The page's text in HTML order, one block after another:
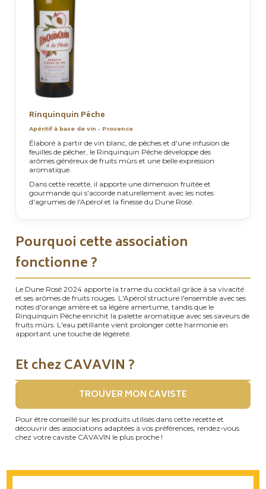
Rinquinquin Pêche
Apéritif à base de vin • Provence
Élaboré à partir de vin blanc, de pêches et d'une infusion de
feuilles de pêcher, le Rinquinquin Pêche développe des
arômes généreux de fruits mûrs et une belle expression
aromatique.
Dans cette recette, il apporte une dimension fruitée et
gourmande qui s'accorde naturellement avec les notes
d'agrumes de l'Apérol et la finesse du Dune Rosé.
Pourquoi cette association
fonctionne ?
Le Dune Rosé 2024 apporte la trame du cocktail grâce à sa vivacité
et ses arômes de fruits rouges. L'Apérol structure l'ensemble avec ses
notes d'orange amère et sa légère amertume, tandis que le
Rinquinquin Pêche enrichit la palette aromatique avec ses saveurs de
fruits mûrs. L'eau pétillante vient prolonger cette harmonie en
apportant une touche de légèreté.
Et chez CAVAVIN ?
TROUVER MON CAVISTE
Pour être conseillé sur les produits utilisés dans cette recette et
découvrir des associations adaptées à vos préférences, rendez-vous
chez votre caviste CAVAVIN le plus proche !